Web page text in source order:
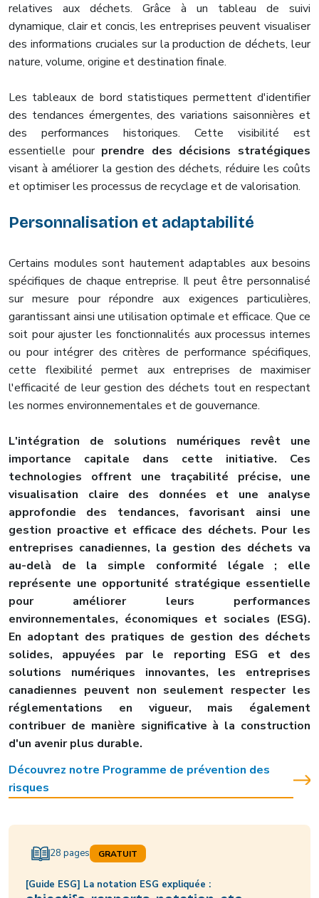
relatives aux déchets. Grâce à un tableau de suivi
dynamique, clair et concis, les entreprises peuvent visualiser
des informations cruciales sur la production de déchets, leur
nature, volume, origine et destination finale.
Les tableaux de bord statistiques permettent d'identifier
des tendances émergentes, des variations saisonnières et
des performances historiques. Cette visibilité est
essentielle pour prendre des décisions stratégiques
visant à améliorer la gestion des déchets, réduire les coûts
et optimiser les processus de recyclage et de valorisation.
Personnalisation et adaptabilité
Certains modules sont hautement adaptables aux besoins
spécifiques de chaque entreprise. Il peut être personnalisé
sur mesure pour répondre aux exigences particulières,
garantissant ainsi une utilisation optimale et efficace. Que ce
soit pour ajuster les fonctionnalités aux processus internes
ou pour intégrer des critères de performance spécifiques,
cette flexibilité permet aux entreprises de maximiser
l'efficacité de leur gestion des déchets tout en respectant
les normes environnementales et de gouvernance.
L'intégration de solutions numériques revêt une
importance capitale dans cette initiative. Ces
technologies offrent une traçabilité précise, une
visualisation claire des données et une analyse
approfondie des tendances, favorisant ainsi une
gestion proactive et efficace des déchets. Pour les
entreprises canadiennes, la gestion des déchets va
au-delà de la simple conformité légale ; elle
représente une opportunité stratégique essentielle
pour améliorer leurs performances
environnementales, économiques et sociales (ESG).
En adoptant des pratiques de gestion des déchets
solides, appuyées par le reporting ESG et des
solutions numériques innovantes, les entreprises
canadiennes peuvent non seulement respecter les
réglementations en vigueur, mais également
contribuer de manière significative à la construction
d'un avenir plus durable.
Découvrez notre Programme de prévention des
risques
28 pages GRATUIT
[Guide ESG] La notation ESG expliquée :